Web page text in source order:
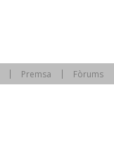
Premsa Fòrums